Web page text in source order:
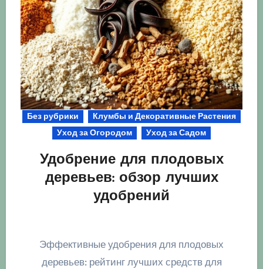
Без рубрики
Клумбы и Декоративные Растения
Уход за Огородом
Уход за Садом
Удобрение для плодовых
деревьев: обзор лучших
удобрений
Эффективные удобрения для плодовых
деревьев: рейтинг лучших средств для